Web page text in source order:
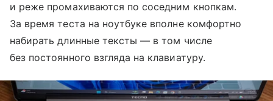
и реже промахиваются по соседним кнопкам.
За время теста на ноутбуке вполне комфортно
набирать длинные тексты — в том числе
без постоянного взгляда на клавиатуру.